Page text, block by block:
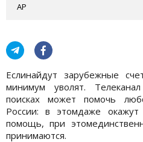
AP
Еслинайдут зарубежные
минимум уволят.
поисках может помочь
России: в этомдаже окажут
помощь, при
принимаются.